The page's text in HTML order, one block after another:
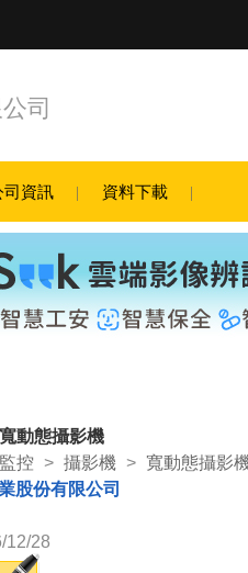
司
司資訊 資料下載
動態攝影機
控 > 攝影機 > 寬動態攝影
股份有限公司
12/28